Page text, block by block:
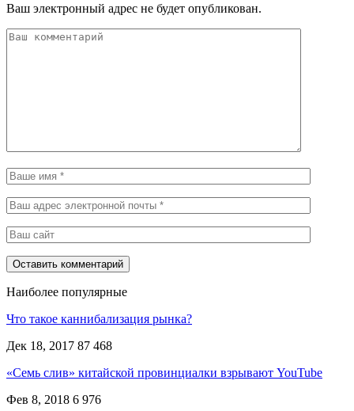
Ваш электронный адрес не будет опубликован.
Наиболее популярные
Что такое каннибализация рынка?
Дек 18, 2017 87 468
«Семь слив» китайской провинциалки взрывают YouTube
Фев 8, 2018 6 976